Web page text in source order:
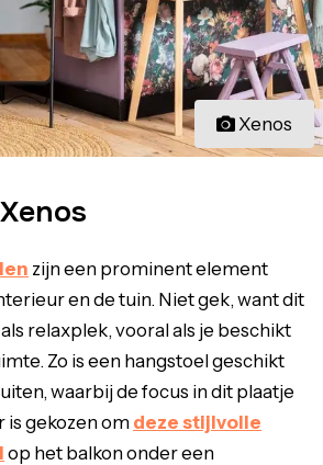
Xenos
zijn een prominent element
en de tuin. Niet gek, want dit
relaxplek, vooral als je beschikt
Zo is een hangstoel geschikt
waarbij de focus in dit plaatje
is gekozen om deze stijlvolle
op het balkon onder een